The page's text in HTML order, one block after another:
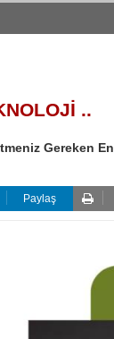
..
Gereken
Paylaş